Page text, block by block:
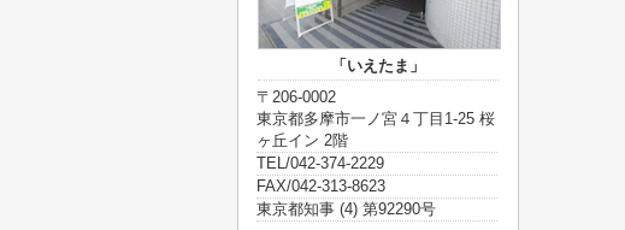
「いえたま」
〒206-0002
東京都多摩市一ノ宮４丁目1-25 桜
ヶ丘イン 2階
TEL/042-374-2229
FAX/042-313-8623
東京都知事 (4) 第92290号